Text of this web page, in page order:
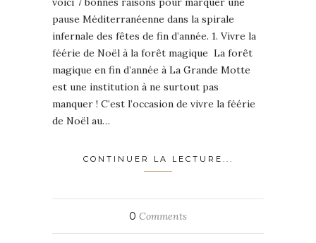
pause Méditerranéenne dans la spirale
infernale des fêtes de fin d’année. 1. Vivre la
féérie de Noël à la forêt magique La forêt
magique en fin d’année à La Grande Motte
est une institution à ne surtout pas
manquer ! C’est l’occasion de vivre la féérie
de Noël au…
CONTINUER LA LECTURE...
0 Comments